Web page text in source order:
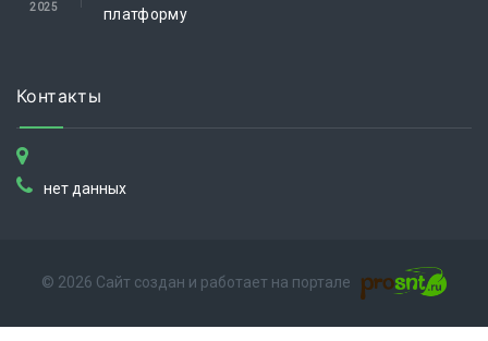
2025
платформу
Контакты
нет данных
© 2026 Сайт создан и работает на портале